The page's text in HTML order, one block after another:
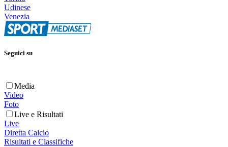
Udinese
Venezia
Seguici su
Media
Video
Foto
Live e Risultati
Live
Diretta Calcio
Risultati e Classifiche